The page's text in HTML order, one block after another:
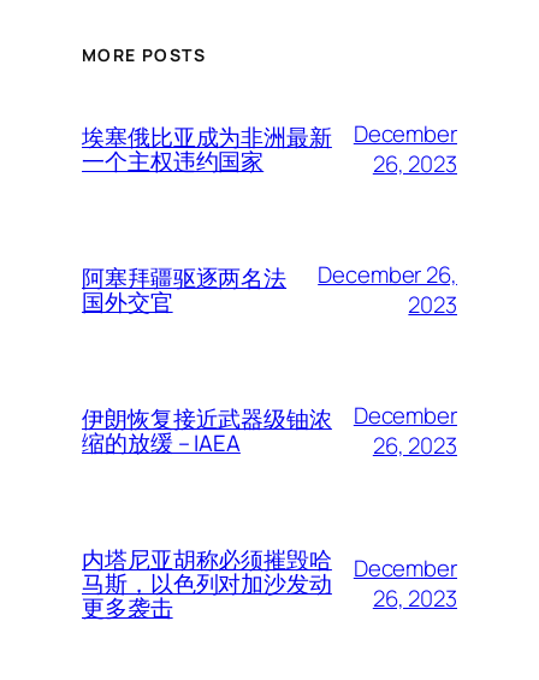
MORE POSTS
埃塞俄比亚成为非洲最新
一个主权违约国家
December
26, 2023
阿塞拜疆驱逐两名法
国外交官
December 26,
2023
伊朗恢复接近武器级铀浓
缩的放缓 – IAEA
December
26, 2023
内塔尼亚胡称必须摧毁哈
马斯，以色列对加沙发动
更多袭击
December
26, 2023